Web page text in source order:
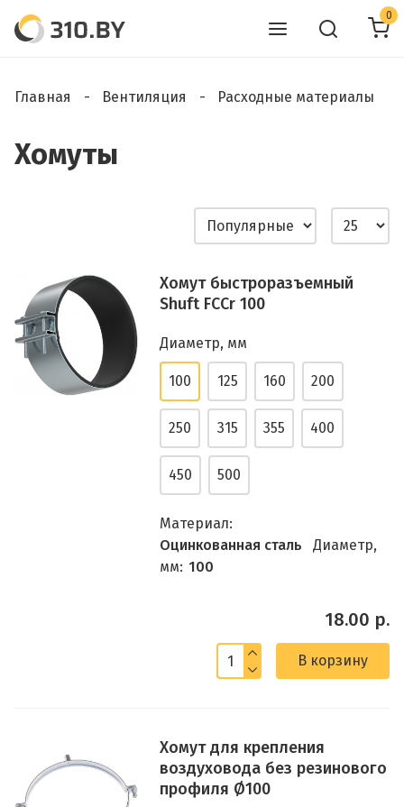
0
Главная Вентиляция Расходные материалы
Хомуты
Хомут быстроразъемный
Shuft FCCr 100
Диаметр, мм
100 125 160 200
250 315 355 400
450 500
Материал:
Оцинкованная сталь
Диаметр,
мм: 100
18.00 р.
В корзину
Хомут для крепления
воздуховода без резинового
профиля Ø100